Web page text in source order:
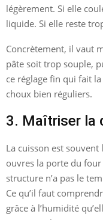
légèrement. Si elle
liquide. Si elle reste
Concrètement, il vaut
pâte soit trop souple,
ce réglage fin qui fait
choux bien réguliers.
3. Maîtriser la
La cuisson est
ouvres la porte du four
structure n’a pas le
Ce qu’il faut
grâce à l’humidité